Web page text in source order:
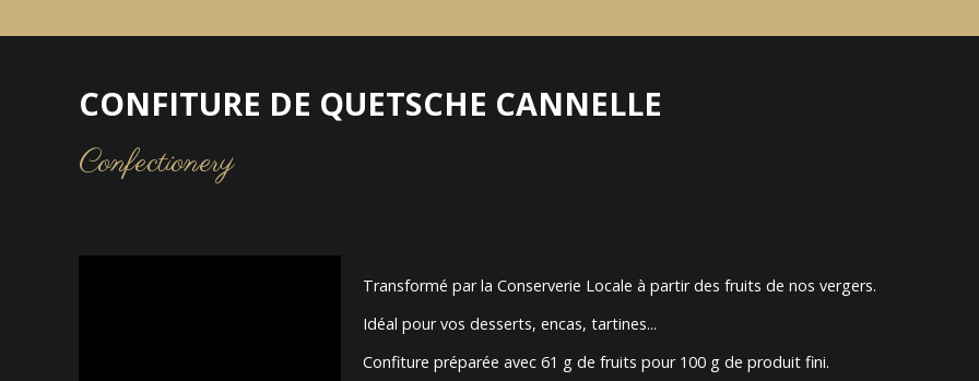
CONFITURE DE QUETSCHE CANNELLE
Confectionery
Transformé par la Conserverie Locale à partir des fruits de nos vergers.
Idéal pour vos desserts, encas, tartines...
Confiture préparée avec 61 g de fruits pour 100 g de produit fini.